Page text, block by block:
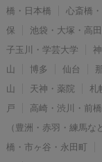
橋・日本橋
心斎橋
保
池袋・大塚・高
子玉川・学芸大学
山
博多 仙台
山
天神・薬院 札
戸
高崎・渋川・前
（豊洲・赤羽・練馬な
橋・市ヶ谷・永田町